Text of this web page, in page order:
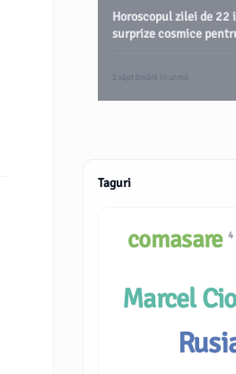
Horoscopul zilei de
surprize cosmice
2 săptămâni în urmă
Taguri
Marcel
comasare 4